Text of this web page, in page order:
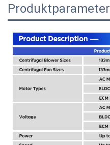
Produktparameter